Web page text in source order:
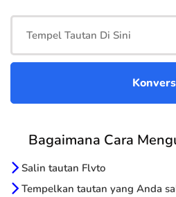
Bagaimana Cara
Salin tautan Flvto
Tempelkan tautan yang Anda